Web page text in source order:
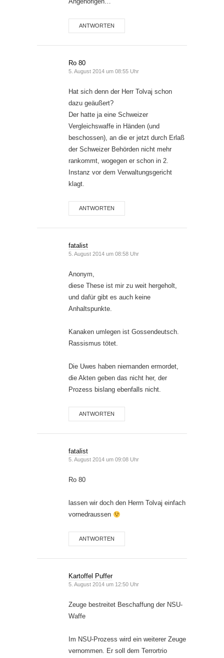
ANTWORTEN
Ro 80
5. August 2014 um 08:55 Uhr
Hat sich denn der Herr Tolvaj schon
dazu geäußert?
Der hatte ja eine Schweizer
Vergleichswaffe in Händen (und
beschossen), an die er jetzt durch Erlaß
der Schweizer Behörden nicht mehr
rankommt, wogegen er schon in 2.
Instanz vor dem Verwaltungsgericht
klagt.
ANTWORTEN
fatalist
5. August 2014 um 08:58 Uhr
Anonym,
diese These ist mir zu weit hergeholt,
und dafür gibt es auch keine
Anhaltspunkte.
Kanaken umlegen ist Gossendeutsch.
Rassismus tötet.
Die Uwes haben niemanden ermordet,
die Akten geben das nicht her, der
Prozess bislang ebenfalls nicht.
ANTWORTEN
fatalist
5. August 2014 um 09:08 Uhr
Ro 80
lassen wir doch den Herrn Tolvaj einfach
vornedraussen
ANTWORTEN
Kartoffel Puffer
5. August 2014 um 12:50 Uhr
Zeuge bestreitet Beschaffung der NSU-
Waffe
Im NSU-Prozess wird ein weiterer Zeuge
vernommen. Er soll dem Terrortrio